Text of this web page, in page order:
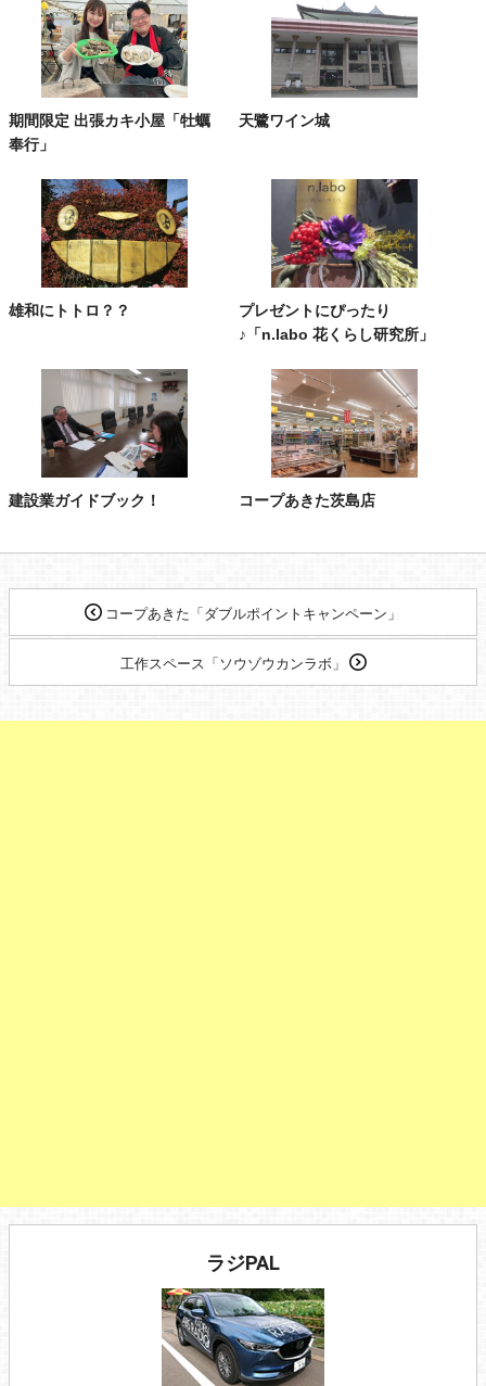
期間限定 出張カキ小屋「牡蠣
奉行」
天鷺ワイン城
雄和にトトロ？？
プレゼントにぴったり
♪「n.labo 花くらし研究所」
建設業ガイドブック！ コープあきた茨島店
コープあきた「ダブルポイントキャンペーン」
工作スペース「ソウゾウカンラボ」
ラジPAL